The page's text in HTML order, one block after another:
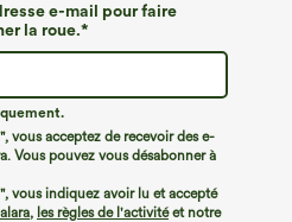
e-mail pour faire
la roue.*
vous acceptez de recevoir des e-
Vous pouvez vous désabonner à
vous indiquez avoir lu et accepté
, les règles de l'activitéet notre